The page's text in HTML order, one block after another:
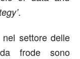
.
settore delle
frode sono